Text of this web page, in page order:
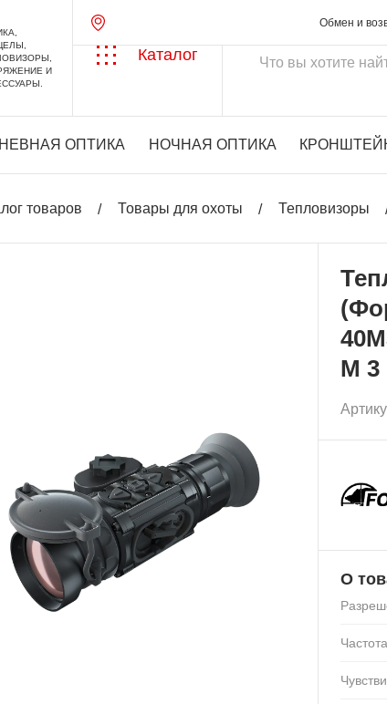
И
Обмен и
Каталог
ОПТИКА НОЧНАЯ ОПТИКА
товаров Товары для охоты Тепловизоры
М 3
О